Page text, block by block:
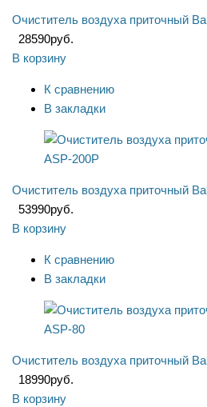
Очиститель воздуха приточный
28590руб.
В корзину
К сравнению
В закладки
Очиститель воздуха приточный
53990руб.
В корзину
К сравнению
В закладки
Очиститель воздуха приточный
18990руб.
В корзину